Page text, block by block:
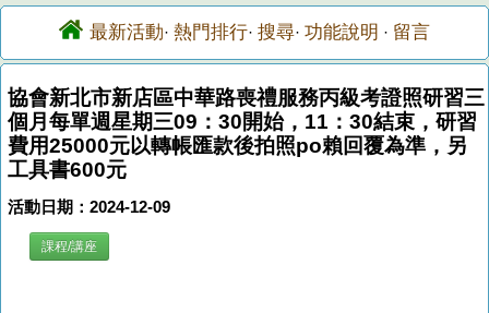
最新活動· 熱門排行· 搜尋· 功能說明 · 留言
協會新北市新店區中華路喪禮服務丙級考證照研習三
個月每單週星期三09：30開始，11：30結束，研習
費用25000元以轉帳匯款後拍照po賴回覆為準，另
工具書600元
活動日期：2024-12-09
課程/講座